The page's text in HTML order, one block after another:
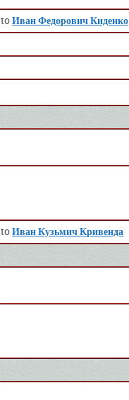
toИван Федорович Киденко
toИван Кузьмич Кривенда